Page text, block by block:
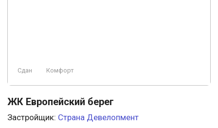
Сдан Комфорт
ЖК Европейский берег
Застройщик: Страна Девелопмент